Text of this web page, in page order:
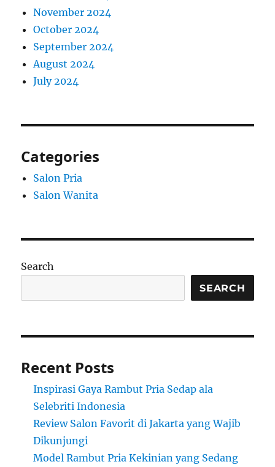
November 2024
October 2024
September 2024
August 2024
July 2024
Categories
Salon Pria
Salon Wanita
Search
SEARCH
Recent Posts
Inspirasi Gaya Rambut Pria Sedap ala
Selebriti Indonesia
Review Salon Favorit di Jakarta yang Wajib
Dikunjungi
Model Rambut Pria Kekinian yang Sedang